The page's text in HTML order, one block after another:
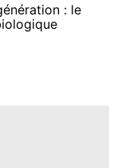
: le